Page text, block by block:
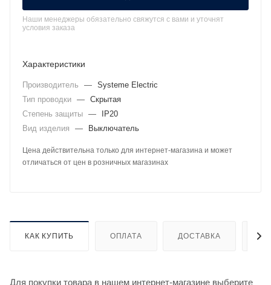
Наши менеджеры обязательно свяжутся с вами и уточнят
условия заказа
Характеристики
Производитель — Systeme Electric
Тип проводки — Скрытая
Степень защиты —
IP20
Вид изделия
— Выключатель
Цена действительна только для интернет-магазина и может
отличаться от цен в розничных магазинах
КАК КУПИТЬ ОПЛАТА ДОСТАВКА
Для покупки товара в нашем интернет-магазине выберите